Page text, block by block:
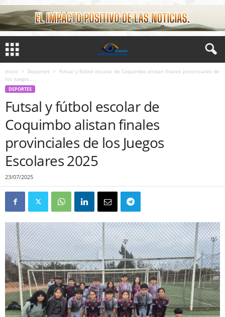
Inicio Deportes
Futsal y fútbol escolar de Coquimbo alistan finales provinciales de
los Juegos...
DEPORTES
Futsal y fútbol escolar de
Coquimbo alistan finales
provinciales de los Juegos
Escolares 2025
23/07/2025